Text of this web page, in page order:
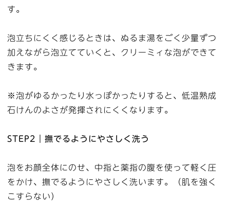
す。
泡立ちにくく感じるときは、ぬるま湯をごく少量ずつ
加えながら泡立てていくと、クリーミィな泡ができて
きます。
※泡がゆるかったり水っぽかったりすると、低温熟成
石けんのよさが発揮されにくくなります。
STEP2｜撫でるようにやさしく洗う
泡をお顔全体にのせ、中指と薬指の腹を使って軽く圧
をかけ、撫でるようにやさしく洗います。（肌を強く
こすらない）